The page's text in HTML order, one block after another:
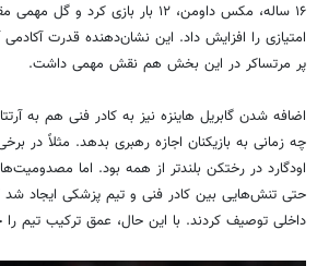
۱۶ ساله، مکس داومن، ۱۲ بار بازی
امتیازی را افزایش داد. این نشان‌دهنده قدرت آکادمی
پر مرتساکر در این بخش هم نقش مهمی داشت.
اضافه شدن گابریل هاینزه نیز به کادر فنی هم به
چه زمانی به بازیکنان اجازه رهبری بدهد. مثلاً در
اودگارد در رختکن بلندتر از همه بود. اما
حتی تنش‌هایی بین کادر فنی و تیم پزشکی ایجاد
داخلی توصیف کردند. با این حال، عمق ترکیب تیم